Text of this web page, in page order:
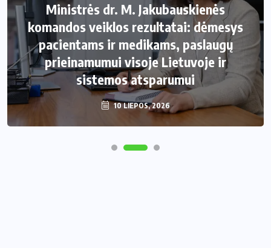
Ministrės dr. M. Jakubauskienės
komandos veiklos rezultatai: dėmesys
pacientams ir medikams, paslaugų
prieinamumui visoje Lietuvoje ir
sistemos atsparumui
10 LIEPOS, 2026